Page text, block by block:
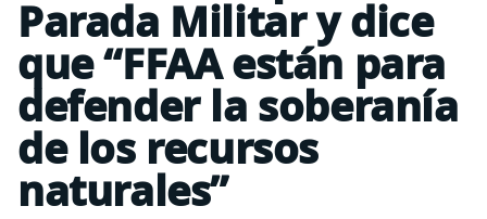
Parada Militar y dice
que “FFAA están para
defender la soberanía
de los recursos
naturales”